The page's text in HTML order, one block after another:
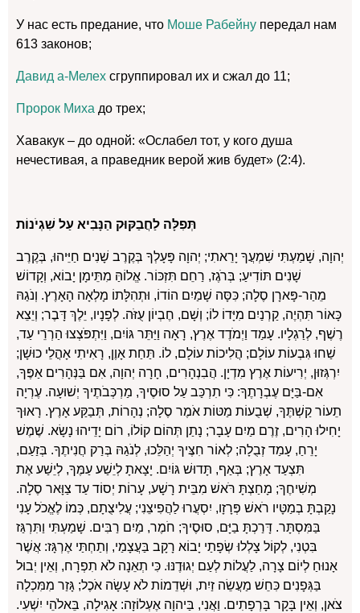
У нас есть предание, что Моше Рабейну передал нам
613 законов;
Давид а-Мелех сгруппировал их и сжал до 11;
Пророк Миха до трех;
Хавакук – до одной: «Ослабел тот, у кого душа
нечестивая, а праведник верой жив будет» (2:4).
תְּפִלָּה לַחֲבַקּוּק הַנָּבִיא עַל שִׁגְיֹנוֹת
יְהוָה, שָׁמַעְתִּי שִׁמְעֲךָ יָרֵאתִי; יְהוָה פָּעָלְךָ בְּקֶרֶב שָׁנִים חַיֵּיהוּ, בְּקֶרֶב
שָׁנִים תּוֹדִיעַ; בְּרֹגֶז, רַחֵם תִּזְכּוֹר. אֱלוֹהַּ מִתֵּימָן יָבוֹא, וְקָדוֹשׁ
מֵהַר-פָּארָן סֶלָה; כִּסָּה שָׁמַיִם הוֹדוֹ, וּתְהִלָּתוֹ מָלְאָה הָאָרֶץ. וְנֹגַהּ
כָּאוֹר תִּהְיֶה, קַרְנַיִם מִיָּדוֹ לוֹ; וְשָׁם, חֶבְיוֹן עֻזֹּה. לְפָנָיו, יֵלֶךְ דָּבֶר; וְיֵצֵא
רֶשֶׁף, לְרַגְלָיו. עָמַד וַיְמֹדֶד אֶרֶץ, רָאָה וַיַּתֵּר גּוֹיִם, וַיִּתְפֹּצְצוּ הַרְרֵי עַד,
שַׁחוּ גִּבְעוֹת עוֹלָם; הֲלִיכוֹת עוֹלָם, לוֹ. תַּחַת אָוֶן, רָאִיתִי אָהֳלֵי כוּשָׁן;
יִרְגְּזוּן, יְרִיעוֹת אֶרֶץ מִדְיָן. הֲבִנְהָרִים, חָרָה יְהוָה, אִם בַּנְּהָרִים אַפֶּךָ,
אִם-בַּיָּם עֶבְרָתֶךָ: כִּי תִרְכַּב עַל סוּסֶיךָ, מַרְכְּבֹתֶיךָ יְשׁוּעָה. עֶרְיָה
תֵעוֹר קַשְׁתֶּךָ, שְׁבֻעוֹת מַטּוֹת אֹמֶר סֶלָה; נְהָרוֹת, תְּבַקַּע אָרֶץ. רָאוּךָ
יָחִילוּ הָרִים, זֶרֶם מַיִם עָבָר; נָתַן תְּהוֹם קוֹלוֹ, רוֹם יָדֵיהוּ נָשָׂא. שֶׁמֶשׁ
יָרֵחַ, עָמַד זְבֻלָה; לְאוֹר חִצֶּיךָ יְהַלֵּכוּ, לְנֹגַהּ בְּרַק חֲנִיתֶךָ. בְּזַעַם,
תִּצְעַד אָרֶץ; בְּאַף, תָּדוּשׁ גּוֹיִם. יָצָאתָ לְיֵשַׁע עַמֶּךָ, לְיֵשַׁע אֶת
מְשִׁיחֶךָ; מָחַצְתָּ רֹּאשׁ מִבֵּית רָשָׁע, עָרוֹת יְסוֹד עַד צַוָּאר סֶלָה.
נָקַבְתָּ בְמַטָּיו רֹאשׁ פְּרָזָו, יִסְעֲרוּ לַהֲפִיצֵנִי; עֲלִיצֻתָם, כְּמוֹ לֶאֱכֹל עָנִי
בַּמִּסְתָּר. דָּרַכְתָּ בַיָּם, סוּסֶיךָ; חֹמֶר, מַיִם רַבִּים. שָׁמַעְתִּי וַתִּרְגַּז
בִּטְנִי, לְקוֹל צָלְלוּ שְׂפָתַי יָבוֹא רָקָב בַּעֲצָמַי, וְתַחְתַּי אֶרְגָּז: אֲשֶׁר
אָנוּחַ לְיוֹם צָרָה, לַעֲלוֹת לְעַם יְגוּדֶנּוּ. כִּי תְאֵנָה לֹא תִפְרָח, וְאֵין יְבוּל
בַּגְּפָנִים כִּחֵשׁ מַעֲשֵׂה זַיִת, וּשְׁדֵמוֹת לֹא עָשָׂה אֹכֶל; גָּזַר מִמִּכְלָה
צֹאן, וְאֵין בָּקָר בָּרְפָתִים. וַאֲנִי, בַּיהוָה אֶעְלוֹזָה: אָגִילָה, בֵּאלֹהֵי יִשְׁעִי.